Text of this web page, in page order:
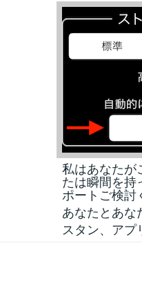
私はあなたが
たは瞬間を持
ポートご検討
あなたとあな
スタン、アプ